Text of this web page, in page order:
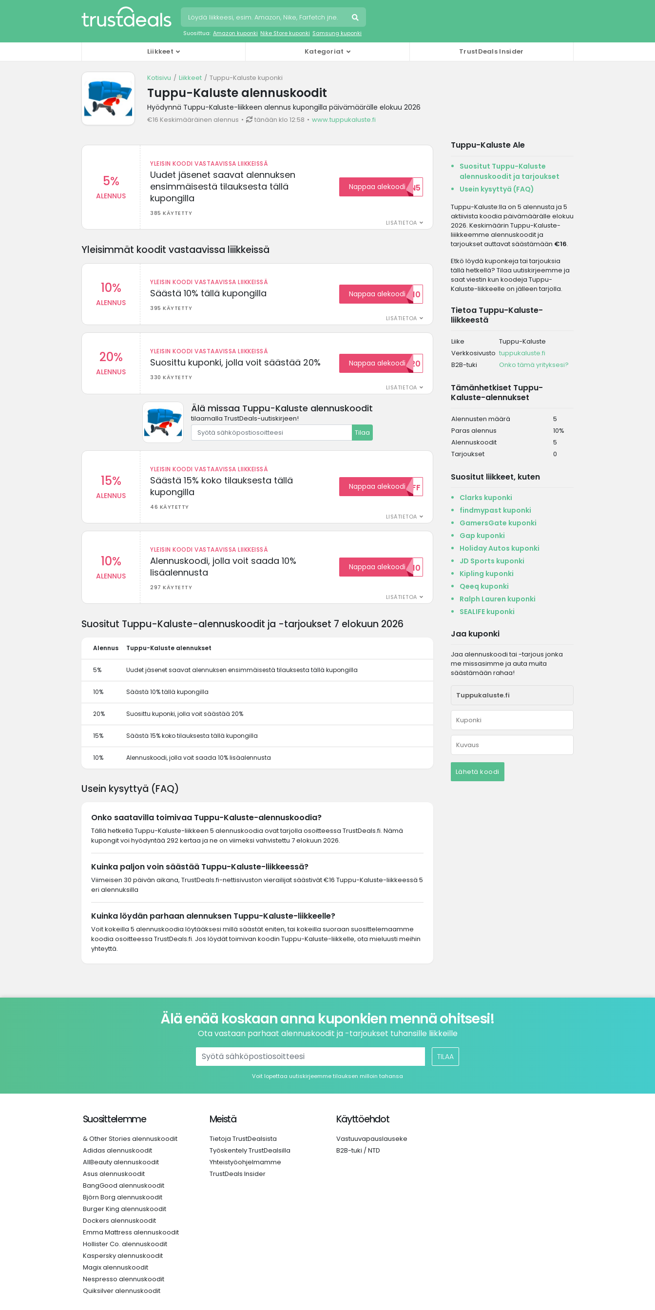
Suosittua: Amazon kuponki Nike Store kuponki Samsung kuponki
Liikkeet Kategoriat TrustDeals Insider
Kotisivu Liikkeet Tuppu-Kaluste kuponki
Tuppu-Kaluste alennuskoodit
Hyödynnä Tuppu-Kaluste-liikkeen alennus kupongilla päivämäärälle elokuu 2026
€16 Keskimääräinen alennus tänään klo 12:58 www.tuppukaluste.fi
5%
ALENNUS
YLEISIN KOODI VASTAAVISSA LIIKKEISSÄ
Uudet jäsenet saavat alennuksen
ensimmäisestä tilauksesta tällä
kupongilla
385 KÄYTETTY
LISÄTIETOA
Nappaa alekoodi
ALENNUKSEN5
Yleisimmät koodit vastaavissa liiikkeissä
10%
ALENNUS
YLEISIN KOODI VASTAAVISSA LIIKKEISSÄ
Säästä 10% tällä kupongilla
395 KÄYTETTY
LISÄTIETOA
Nappaa alekoodi
KOODID10
20%
ALENNUS
YLEISIN KOODI VASTAAVISSA LIIKKEISSÄ
Suosittu kuponki, jolla voit säästää 20%
330 KÄYTETTY
LISÄTIETOA
Nappaa alekoodi
WELCOME20
Älä missaa Tuppu-Kaluste alennuskoodit
tilaamalla TrustDeals-uutiskirjeen!
Tilaa
15%
ALENNUS
YLEISIN KOODI VASTAAVISSA LIIKKEISSÄ
Säästä 15% koko tilauksesta tällä
kupongilla
46 KÄYTETTY
LISÄTIETOA
Nappaa alekoodi15OFF
10%
ALENNUS
YLEISIN KOODI VASTAAVISSA LIIKKEISSÄ
Alennuskoodi, jolla voit saada 10%
lisäalennusta
297 KÄYTETTY
LISÄTIETOA
Nappaa alekoodi
ALENNUSKOODID10
Tuppu-Kaluste Ale
Suositut Tuppu-Kaluste
alennuskoodit ja tarjoukset
Usein kysyttyä (FAQ)
Tuppu-Kaluste:lla on 5 alennusta ja 5
aktiivista koodia päivämäärälle elokuu
2026. Keskimäärin Tuppu-Kaluste-
liiikkeemme alennuskoodit ja
tarjoukset auttavat säästämään €16.
Etkö löydä kuponkeja tai tarjouksia
tällä hetkellä? Tilaa uutiskirjeemme ja
saat viestin kun koodeja Tuppu-
Kaluste-liikkeelle on jälleen tarjolla.
Tietoa Tuppu-Kaluste-
liikkeestä
Liike
Tuppu-Kaluste
Verkkosivusto tuppukaluste.fi
B2B-tuki
Onko tämä yrityksesi?
Tämänhetkiset Tuppu-
Kaluste-alennukset
Alennusten määrä
5
Paras alennus
10%
Alennuskoodit
5
Tarjoukset
0
Suositut liikkeet, kuten
Clarks kuponki
findmypast kuponki
GamersGate kuponki
Gap kuponki
Holiday Autos kuponki
JD Sports kuponki
Kipling kuponki
Qeeq kuponki
Ralph Lauren kuponki
SEALIFE kuponki
Jaa kuponki
Jaa alennuskoodi tai -tarjous jonka
me missasimme ja auta muita
säästämään rahaa!
Lähetä koodi
Suositut Tuppu-Kaluste-alennuskoodit ja -tarjoukset 7 elokuun 2026
Alennus Tuppu-Kaluste alennukset
5% Uudet jäsenet saavat alennuksen ensimmäisestä tilauksesta tällä kupongilla
10% Säästä 10% tällä kupongilla
20% Suosittu kuponki, jolla voit säästää 20%
15% Säästä 15% koko tilauksesta tällä kupongilla
10% Alennuskoodi, jolla voit saada 10% lisäalennusta
Usein kysyttyä (FAQ)
Onko saatavilla toimivaa Tuppu-Kaluste-alennuskoodia?
Tällä hetkellä Tuppu-Kaluste-liikkeen 5 alennuskoodia ovat tarjolla osoitteessa TrustDeals.fi. Nämä
kupongit voi hyödyntää 292 kertaa ja ne on viimeksi vahvistettu 7 elokuun 2026.
Kuinka paljon voin säästää Tuppu-Kaluste-liikkeessä?
Viimeisen 30 päivän aikana, TrustDeals.fi-nettisivuston vierailijat säästivät €16 Tuppu-Kaluste-liikkeessä 5
eri alennuksilla
Kuinka löydän parhaan alennuksen Tuppu-Kaluste-liikkeelle?
Voit kokeilla 5 alennuskoodia löytääksesi millä säästät eniten, tai kokeilla suoraan suosittelemaamme
koodia osoitteessa TrustDeals.fi. Jos löydät toimivan koodin Tuppu-Kaluste-liikkelle, ota mieluusti meihin
yhteyttä.
Älä enää koskaan anna kuponkien mennä ohitsesi!
Ota vastaan parhaat alennuskoodit ja -tarjoukset tuhansille liikkeille
TILAA
Voit lopettaa uutiskirjeemme tilauksen milloin tahansa
Suosittelemme
& Other Stories alennuskoodit
Adidas alennuskoodit
AllBeauty alennuskoodit
Asus alennuskoodit
BangGood alennuskoodit
Björn Borg alennuskoodit
Burger King alennuskoodit
Dockers alennuskoodit
Emma Mattress alennuskoodit
Hollister Co. alennuskoodit
Kaspersky alennuskoodit
Magix alennuskoodit
Nespresso alennuskoodit
Quiksilver alennuskoodit
Meistä
Tietoja TrustDealsista
Työskentely TrustDealsilla
Yhteistyöohjelmamme
TrustDeals Insider
Käyttöehdot
Vastuuvapauslauseke
B2B-tuki / NTD